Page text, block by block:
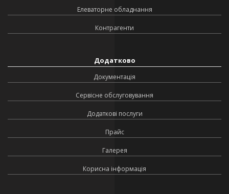
Елеваторне обладнання
Контрагенти
Додатково
Документація
Сервісне обслуговування
Додаткові послуги
Прайс
Галерея
Корисна інформація